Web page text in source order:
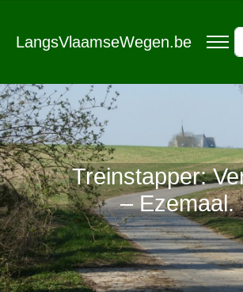
LangsVlaamseWegen.be
Treinstapper:
– Ezemaal.